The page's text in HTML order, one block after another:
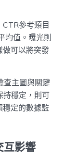
參考類目
均值。曝光則
做可以將突發
查主圖與關鍵
持穩定，則可
穩定的數據監
互影響